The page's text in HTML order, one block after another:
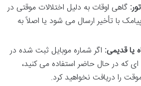
گاهی اوقات به دلیل اختلالات موقتی در
با تأخیر ارسال می شود یا اصلاً به
یا قدیمی: اگر شماره موبایل ثبت شده در
ای که در حال حاضر استفاده می کنید،
را دریافت نخواهید کرد.